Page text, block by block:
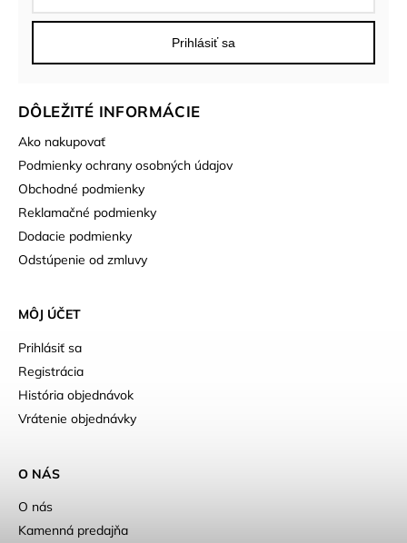
DÔLEŽITÉ INFORMÁCIE
Ako nakupovať
Podmienky ochrany osobných údajov
Obchodné podmienky
Reklamačné podmienky
Dodacie podmienky
Odstúpenie od zmluvy
MÔJ ÚČET
Prihlásiť sa
Registrácia
História objednávok
Vrátenie objednávky
Prihlásiť sa
O NÁS
O nás
Kamenná predajňa